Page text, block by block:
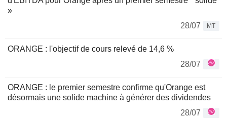
»
28/07
MT
ORANGE : l'objectif de cours relevé de 14,6 %
28/07
ORANGE : le premier semestre confirme qu'Orange est
désormais une solide machine à générer des dividendes
28/07